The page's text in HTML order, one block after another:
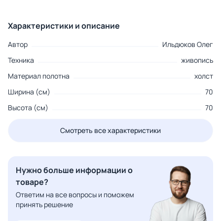
Характеристики и описание
Автор
Ильдюков Олег
Техника
живопись
Материал полотна
холст
Ширина (см)
70
Высота (см)
70
Смотреть все характеристики
Нужно больше информации о
товаре?
Ответим на все вопросы и поможем
принять решение